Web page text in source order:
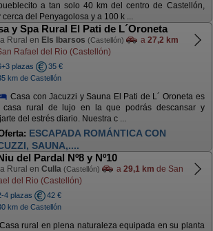
a tan solo 40 km del centro de Castellón,
cerca del Penyagolosa y a 100 k ...
y Spa Rural El Pati de L´Oroneta
Rural en Els Ibarsos (Castellón) a 27,2 km
Rafael del Rio (Castellón)
plazas
35 €
km de Castellón
Casa con Jacuzzi y Sauna El Pati de L´ Oroneta es
casa rural de lujo en la que podrás descansar y
del estrés diario. Nuestra c ...
ESCAPADA ROMÁNTICA CON
SAUNA,....
del Pardal Nº8 y Nº10
Rural en Culla (Castellón) a 29,1 km de San
del Rio (Castellón)
4 plazas
42 €
km de Castellón
Casa rural en plena naturaleza equipada en su planta